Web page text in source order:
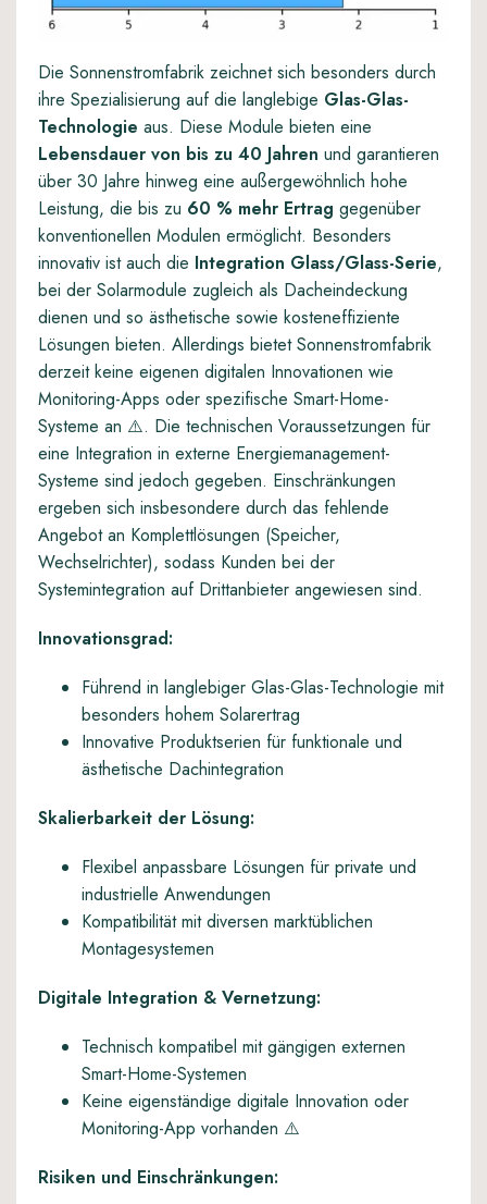
Die Sonnenstromfabrik zeichnet sich besonders durch
ihre Spezialisierung auf die langlebige Glas-Glas-
Technologie aus. Diese Module bieten eine
Lebensdauer von bis zu 40 Jahren und garantieren
über 30 Jahre hinweg eine außergewöhnlich hohe
Leistung, die bis zu 60 % mehr Ertrag gegenüber
konventionellen Modulen ermöglicht. Besonders
innovativ ist auch die Integration Glass/Glass-Serie,
bei der Solarmodule zugleich als Dacheindeckung
dienen und so ästhetische sowie kosteneffiziente
Lösungen bieten. Allerdings bietet Sonnenstromfabrik
derzeit keine eigenen digitalen Innovationen wie
Monitoring-Apps oder spezifische Smart-Home-
Systeme an ⚠️. Die technischen Voraussetzungen für
eine Integration in externe Energiemanagement-
Systeme sind jedoch gegeben. Einschränkungen
ergeben sich insbesondere durch das fehlende
Angebot an Komplettlösungen (Speicher,
Wechselrichter), sodass Kunden bei der
Systemintegration auf Drittanbieter angewiesen sind.
Innovationsgrad:
Führend in langlebiger Glas-Glas-Technologie mit
besonders hohem Solarertrag
Innovative Produktserien für funktionale und
ästhetische Dachintegration
Skalierbarkeit der Lösung:
Flexibel anpassbare Lösungen für private und
industrielle Anwendungen
Kompatibilität mit diversen marktüblichen
Montagesystemen
Digitale Integration & Vernetzung:
Technisch kompatibel mit gängigen externen
Smart-Home-Systemen
Keine eigenständige digitale Innovation oder
Monitoring-App vorhanden ⚠️
Risiken und Einschränkungen: